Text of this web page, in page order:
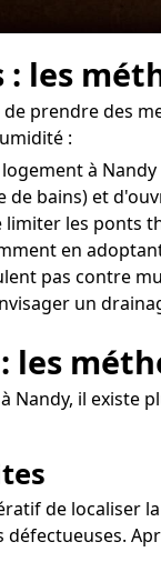
prendre des
:
à
bains) et
les ponts
en
pas contre
un
les
il existe
de localiser